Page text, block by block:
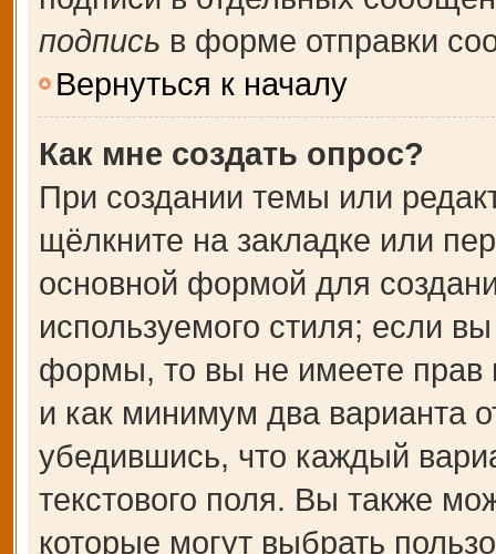
подпись в форме отправки
Вернуться к началу
Как мне создать опрос?
При создании темы или
щёлкните на закладке или
основной формой для
используемого стиля; если
формы, то вы не имеете прав
и как минимум два варианта
убедившись, что каждый
текстового поля. Вы также
которые могут выбрать